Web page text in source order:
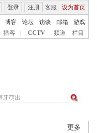
客服 设为首页
登录 注册
博客 论坛 访谈 邮箱
游戏
播客 CCTV 频道 栏目
更多